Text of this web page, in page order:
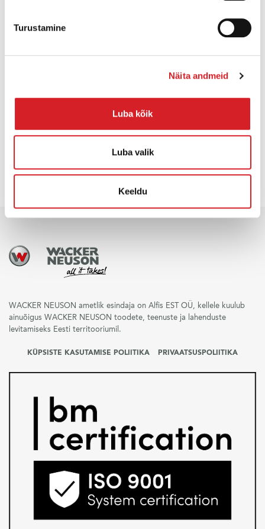
Turustamine
Näita andmeid
Luba kõik
Luba valik
Keeldu
WACKER NEUSON ametlik esindaja on Alfis EST OÜ, kellele kuulub
ainuõigus WACKER NEUSON toodete, teenuste ja lahenduste
levitamiseks Eesti territooriumil.
KÜPSISTE KASUTAMISE POLIITIKA PRIVAATSUSPOLIITIKA